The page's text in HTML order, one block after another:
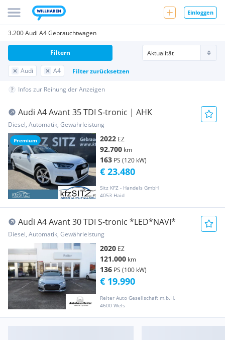
Einloggen
3.200 Audi A4 Gebrauchtwagen
Audi A4 Filter zurücksetzen
Filtern
Infos zur Reihung der Anzeigen
Premium
Audi A4 Avant 35 TDI S-tronic | AHK
Diesel, Automatik, Gewährleistung
2022 EZ
92.700 km
163 PS (120 kW)
Sitz KFZ - Handels GmbH
4053 Haid
€ 23.480
Audi A4 Avant 30 TDI S-tronic *LED*NAVI*
Diesel, Automatik, Gewährleistung
2020 EZ
121.000 km
136 PS (100 kW)
Reiter Auto Gesellschaft m.b.H.
4600 Wels
€ 19.990